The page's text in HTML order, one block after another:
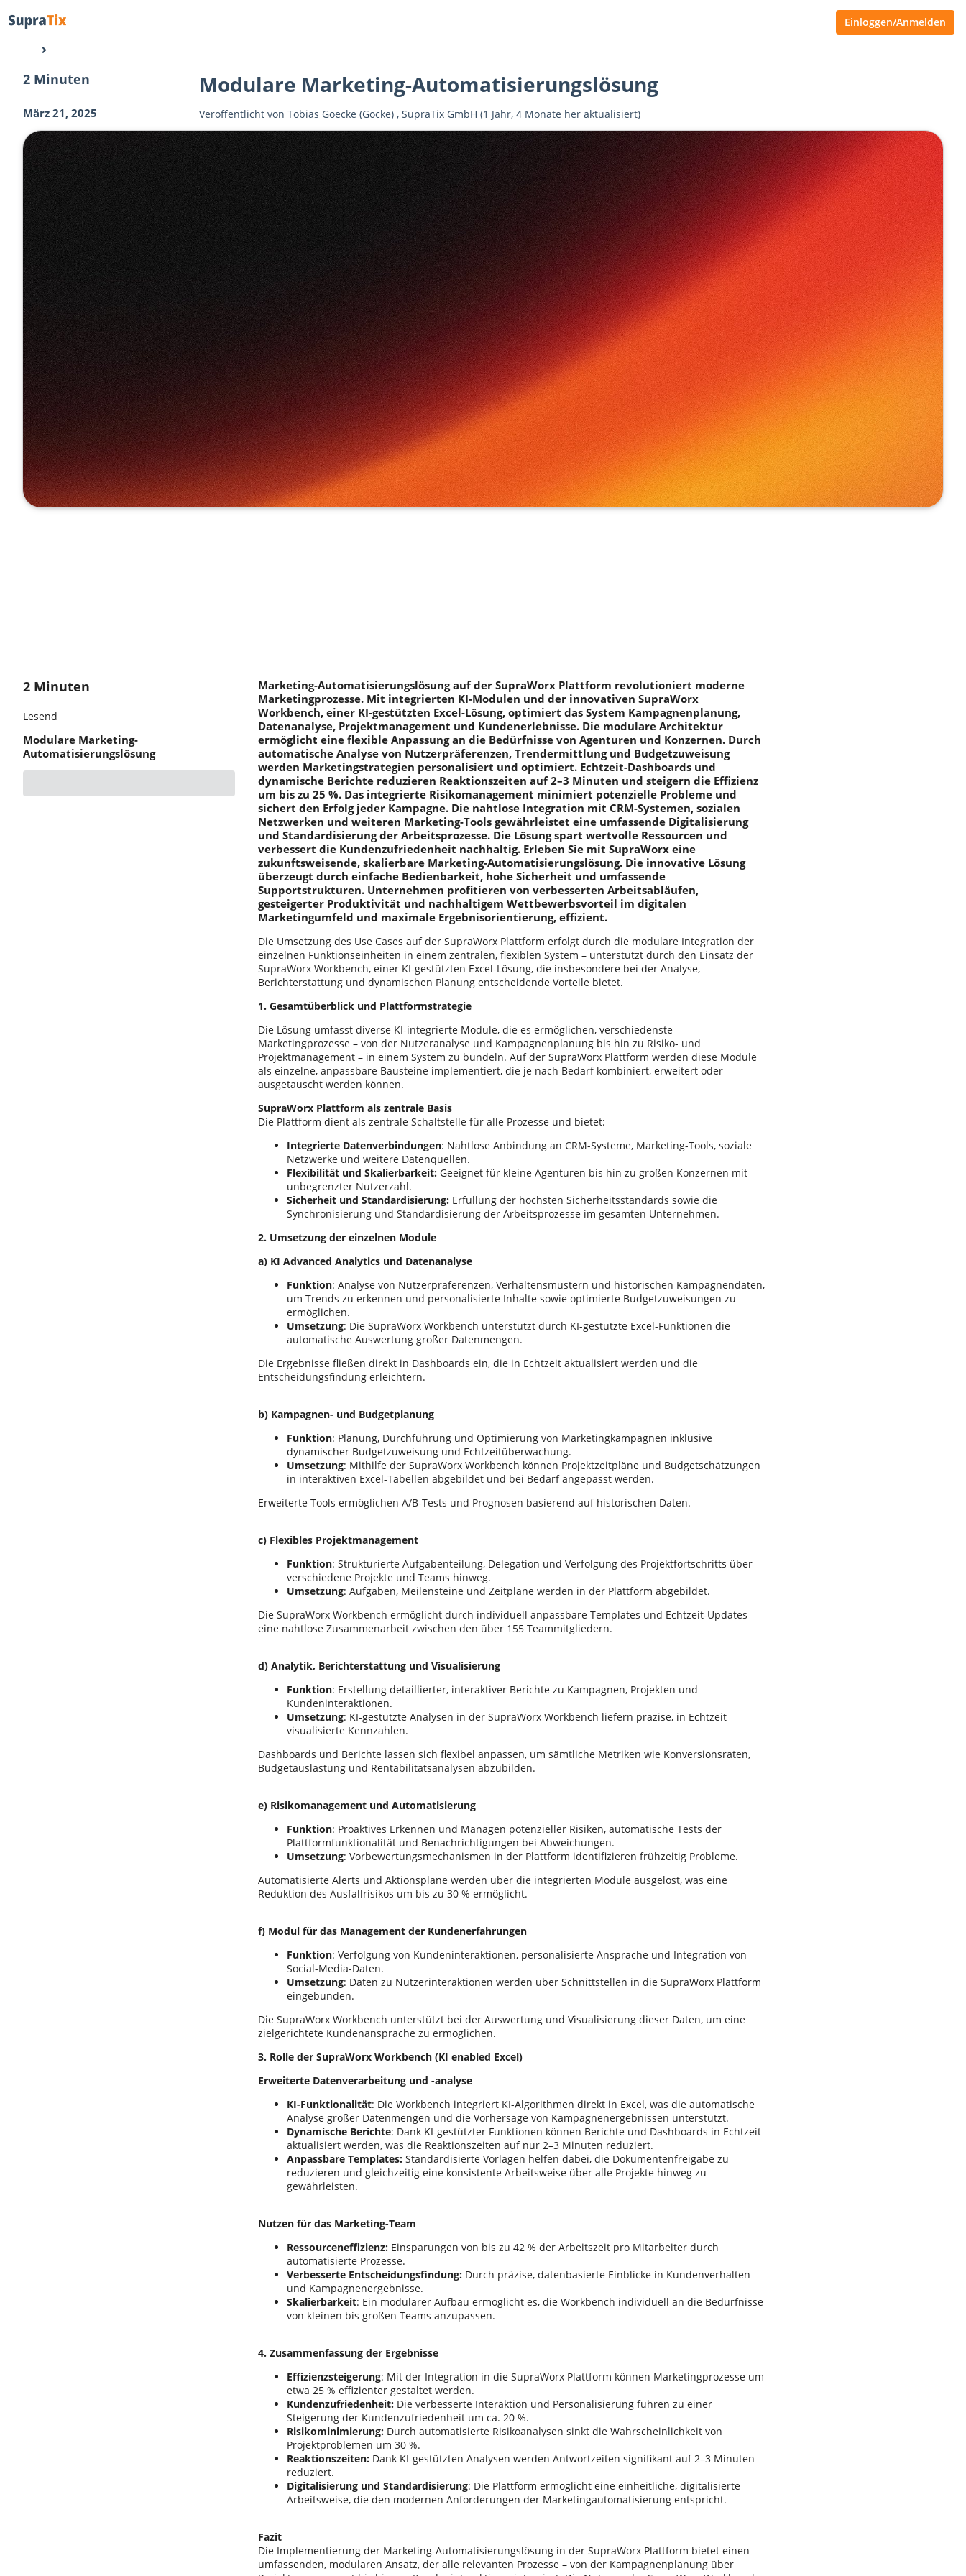
Einloggen/Anmelden
2 Minuten
März 21, 2025
Modulare Marketing-Automatisierungslösung
Veröffentlicht vonTobias Goecke (Göcke) ,SupraTix GmbH (1 Jahr, 4 Monate her aktualisiert)
2 Minuten
Lesend
Modulare Marketing-
Automatisierungslösung
Marketing-Automatisierungslösung auf der SupraWorx Plattform revolutioniert moderne
Marketingprozesse. Mit integrierten KI-Modulen und der innovativen SupraWorx
Workbench, einer KI-gestützten Excel-Lösung, optimiert das System Kampagnenplanung,
Datenanalyse, Projektmanagement und Kundenerlebnisse. Die modulare Architektur
ermöglicht eine flexible Anpassung an die Bedürfnisse von Agenturen und Konzernen. Durch
automatische Analyse von Nutzerpräferenzen, Trendermittlung und Budgetzuweisung
werden Marketingstrategien personalisiert und optimiert. Echtzeit-Dashboards und
dynamische Berichte reduzieren Reaktionszeiten auf 2–3 Minuten und steigern die Effizienz
um bis zu 25 %. Das integrierte Risikomanagement minimiert potenzielle Probleme und
sichert den Erfolg jeder Kampagne. Die nahtlose Integration mit CRM-Systemen, sozialen
Netzwerken und weiteren Marketing-Tools gewährleistet eine umfassende Digitalisierung
und Standardisierung der Arbeitsprozesse. Die Lösung spart wertvolle Ressourcen und
verbessert die Kundenzufriedenheit nachhaltig. Erleben Sie mit SupraWorx eine
zukunftsweisende, skalierbare Marketing-Automatisierungslösung. Die innovative Lösung
überzeugt durch einfache Bedienbarkeit, hohe Sicherheit und umfassende
Supportstrukturen. Unternehmen profitieren von verbesserten Arbeitsabläufen,
gesteigerter Produktivität und nachhaltigem Wettbewerbsvorteil im digitalen
Marketingumfeld und maximale Ergebnisorientierung, effizient.
Die Umsetzung des Use Cases auf der SupraWorx Plattform erfolgt durch die modulare Integration der
einzelnen Funktionseinheiten in einem zentralen, flexiblen System – unterstützt durch den Einsatz der
SupraWorx Workbench, einer KI-gestützten Excel-Lösung, die insbesondere bei der Analyse,
Berichterstattung und dynamischen Planung entscheidende Vorteile bietet.
1. Gesamtüberblick und Plattformstrategie
Die Lösung umfasst diverse KI-integrierte Module, die es ermöglichen, verschiedenste
Marketingprozesse – von der Nutzeranalyse und Kampagnenplanung bis hin zu Risiko- und
Projektmanagement – in einem System zu bündeln. Auf der SupraWorx Plattform werden diese Module
als einzelne, anpassbare Bausteine implementiert, die je nach Bedarf kombiniert, erweitert oder
ausgetauscht werden können.
SupraWorx Plattform als zentrale Basis
Die Plattform dient als zentrale Schaltstelle für alle Prozesse und bietet:
Integrierte Datenverbindungen: Nahtlose Anbindung an CRM-Systeme, Marketing-Tools, soziale
Netzwerke und weitere Datenquellen.
Flexibilität und Skalierbarkeit: Geeignet für kleine Agenturen bis hin zu großen Konzernen mit
unbegrenzter Nutzerzahl.
Sicherheit und Standardisierung: Erfüllung der höchsten Sicherheitsstandards sowie die
Synchronisierung und Standardisierung der Arbeitsprozesse im gesamten Unternehmen.
2. Umsetzung der einzelnen Module
a) KI Advanced Analytics und Datenanalyse
Funktion: Analyse von Nutzerpräferenzen, Verhaltensmustern und historischen Kampagnendaten,
um Trends zu erkennen und personalisierte Inhalte sowie optimierte Budgetzuweisungen zu
ermöglichen.
Umsetzung: Die SupraWorx Workbench unterstützt durch KI-gestützte Excel-Funktionen die
automatische Auswertung großer Datenmengen.
Die Ergebnisse fließen direkt in Dashboards ein, die in Echtzeit aktualisiert werden und die
Entscheidungsfindung erleichtern.
b) Kampagnen- und Budgetplanung
Funktion: Planung, Durchführung und Optimierung von Marketingkampagnen inklusive
dynamischer Budgetzuweisung und Echtzeitüberwachung.
Umsetzung: Mithilfe der SupraWorx Workbench können Projektzeitpläne und Budgetschätzungen
in interaktiven Excel-Tabellen abgebildet und bei Bedarf angepasst werden.
Erweiterte Tools ermöglichen A/B-Tests und Prognosen basierend auf historischen Daten.
c) Flexibles Projektmanagement
Funktion: Strukturierte Aufgabenteilung, Delegation und Verfolgung des Projektfortschritts über
verschiedene Projekte und Teams hinweg.
Umsetzung: Aufgaben, Meilensteine und Zeitpläne werden in der Plattform abgebildet.
Die SupraWorx Workbench ermöglicht durch individuell anpassbare Templates und Echtzeit-Updates
eine nahtlose Zusammenarbeit zwischen den über 155 Teammitgliedern.
d) Analytik, Berichterstattung und Visualisierung
Funktion: Erstellung detaillierter, interaktiver Berichte zu Kampagnen, Projekten und
Kundeninteraktionen.
Umsetzung: KI-gestützte Analysen in der SupraWorx Workbench liefern präzise, in Echtzeit
visualisierte Kennzahlen.
Dashboards und Berichte lassen sich flexibel anpassen, um sämtliche Metriken wie Konversionsraten,
Budgetauslastung und Rentabilitätsanalysen abzubilden.
e) Risikomanagement und Automatisierung
Funktion: Proaktives Erkennen und Managen potenzieller Risiken, automatische Tests der
Plattformfunktionalität und Benachrichtigungen bei Abweichungen.
Umsetzung: Vorbewertungsmechanismen in der Plattform identifizieren frühzeitig Probleme.
Automatisierte Alerts und Aktionspläne werden über die integrierten Module ausgelöst, was eine
Reduktion des Ausfallrisikos um bis zu 30 % ermöglicht.
f) Modul für das Management der Kundenerfahrungen
Funktion: Verfolgung von Kundeninteraktionen, personalisierte Ansprache und Integration von
Social-Media-Daten.
Umsetzung: Daten zu Nutzerinteraktionen werden über Schnittstellen in die SupraWorx Plattform
eingebunden.
Die SupraWorx Workbench unterstützt bei der Auswertung und Visualisierung dieser Daten, um eine
zielgerichtete Kundenansprache zu ermöglichen.
3. Rolle der SupraWorx Workbench (KI enabled Excel)
Erweiterte Datenverarbeitung und -analyse
KI-Funktionalität: Die Workbench integriert KI-Algorithmen direkt in Excel, was die automatische
Analyse großer Datenmengen und die Vorhersage von Kampagnenergebnissen unterstützt.
Dynamische Berichte: Dank KI-gestützter Funktionen können Berichte und Dashboards in Echtzeit
aktualisiert werden, was die Reaktionszeiten auf nur 2–3 Minuten reduziert.
Anpassbare Templates: Standardisierte Vorlagen helfen dabei, die Dokumentenfreigabe zu
reduzieren und gleichzeitig eine konsistente Arbeitsweise über alle Projekte hinweg zu
gewährleisten.
Nutzen für das Marketing-Team
Ressourceneffizienz: Einsparungen von bis zu 42 % der Arbeitszeit pro Mitarbeiter durch
automatisierte Prozesse.
Verbesserte Entscheidungsfindung: Durch präzise, datenbasierte Einblicke in Kundenverhalten
und Kampagnenergebnisse.
Skalierbarkeit: Ein modularer Aufbau ermöglicht es, die Workbench individuell an die Bedürfnisse
von kleinen bis großen Teams anzupassen.
4. Zusammenfassung der Ergebnisse
Effizienzsteigerung: Mit der Integration in die SupraWorx Plattform können Marketingprozesse um
etwa 25 % effizienter gestaltet werden.
Kundenzufriedenheit: Die verbesserte Interaktion und Personalisierung führen zu einer
Steigerung der Kundenzufriedenheit um ca. 20 %.
Risikominimierung: Durch automatisierte Risikoanalysen sinkt die Wahrscheinlichkeit von
Projektproblemen um 30 %.
Reaktionszeiten: Dank KI-gestützten Analysen werden Antwortzeiten signifikant auf 2–3 Minuten
reduziert.
Digitalisierung und Standardisierung: Die Plattform ermöglicht eine einheitliche, digitalisierte
Arbeitsweise, die den modernen Anforderungen der Marketingautomatisierung entspricht.
Fazit
Die Implementierung der Marketing-Automatisierungslösung in der SupraWorx Plattform bietet einen
umfassenden, modularen Ansatz, der alle relevanten Prozesse – von der Kampagnenplanung über